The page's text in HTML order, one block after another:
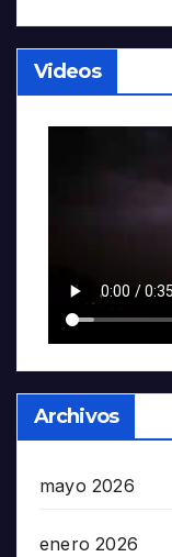
Videos
Archivos
mayo 2026
enero 2026